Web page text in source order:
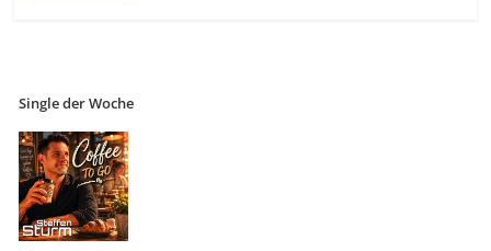
Single der Woche